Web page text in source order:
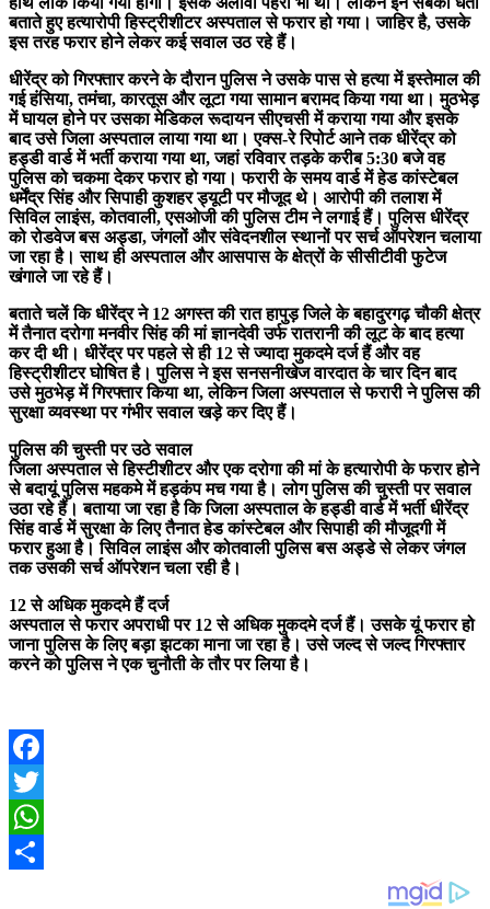
बताते हुए हत्यारोपी हिस्ट्रीशीटर अस्पताल से फरार हो गया। जाहिर है, उसके
इस तरह फरार होने लेकर कई सवाल उठ रहे हैं।
धीरेंद्र को गिरफ्तार करने के दौरान पुलिस ने उसके पास से हत्या में इस्तेमाल की
गई हंसिया, तमंचा, कारतूस और लूटा गया सामान बरामद किया गया था। मुठभेड़
में घायल होने पर उसका मेडिकल रूदायन सीएचसी में कराया गया और इसके
बाद उसे जिला अस्पताल लाया गया था। एक्स-रे रिपोर्ट आने तक धीरेंद्र को
हड्डी वार्ड में भर्ती कराया गया था, जहां रविवार तड़के करीब 5:30 बजे वह
पुलिस को चकमा देकर फरार हो गया। फरारी के समय वार्ड में हेड कांस्टेबल
धर्मेंद्र सिंह और सिपाही कुशहर ड्यूटी पर मौजूद थे। आरोपी की तलाश में
सिविल लाइंस, कोतवाली, एसओजी की पुलिस टीम ने लगाई हैं। पुलिस धीरेंद्र
को रोडवेज बस अड्डा, जंगलों और संवेदनशील स्थानों पर सर्च ऑपरेशन चलाया
जा रहा है। साथ ही अस्पताल और आसपास के क्षेत्रों के सीसीटीवी फुटेज
खंगाले जा रहे हैं।
बताते चलें कि धीरेंद्र ने 12 अगस्त की रात हापुड़ जिले के बहादुरगढ़ चौकी क्षेत्र
में तैनात दरोगा मनवीर सिंह की मां ज्ञानदेवी उर्फ रातरानी की लूट के बाद हत्या
कर दी थी। धीरेंद्र पर पहले से ही 12 से ज्यादा मुकदमे दर्ज हैं और वह
हिस्ट्रीशीटर घोषित है। पुलिस ने इस सनसनीखेज वारदात के चार दिन बाद
उसे मुठभेड़ में गिरफ्तार किया था, लेकिन जिला अस्पताल से फरारी ने पुलिस की
सुरक्षा व्यवस्था पर गंभीर सवाल खड़े कर दिए हैं।
पुलिस की चुस्ती पर उठे सवाल
जिला अस्पताल से हिस्टीशीटर और एक दरोगा की मां के हत्यारोपी के फरार होने
से बदायूं पुलिस महकमे में हड़कंप मच गया है। लोग पुलिस की चुस्ती पर सवाल
उठा रहे हैं। बताया जा रहा है कि जिला अस्पताल के हड्डी वार्ड में भर्ती धीरेंद्र
सिंह वार्ड में सुरक्षा के लिए तैनात हेड कांस्टेबल और सिपाही की मौजूदगी में
फरार हुआ है। सिविल लाइंस और कोतवाली पुलिस बस अड्डे से लेकर जंगल
तक उसकी सर्च ऑपरेशन चला रही है।
12 से अधिक मुकदमे हैं दर्ज
अस्पताल से फरार अपराधी पर 12 से अधिक मुकदमे दर्ज हैं। उसके यूं फरार हो
जाना पुलिस के लिए बड़ा झटका माना जा रहा है। उसे जल्द से जल्द गिरफ्तार
करने को पुलिस ने एक चुनौती के तौर पर लिया है।
Facebook
Twitter
WhatsApp